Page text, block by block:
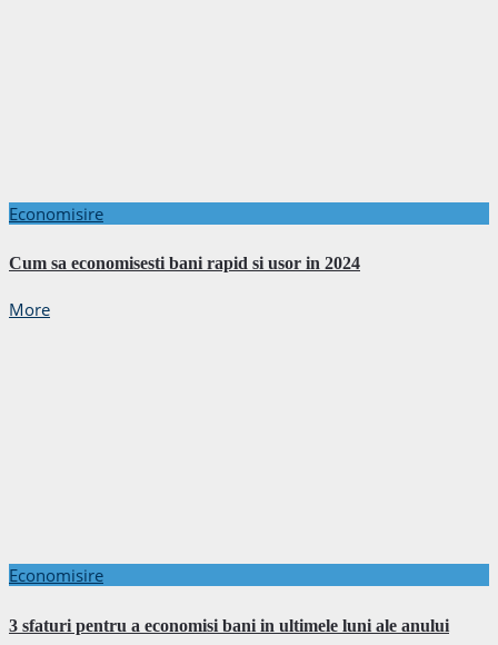
Economisire
Cum sa economisesti bani rapid si usor in 2024
More
Economisire
3 sfaturi pentru a economisi bani in ultimele luni ale anului